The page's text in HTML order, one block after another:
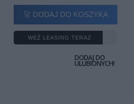
DODAJ DO KOSZYKA
WEŹ LEASING TERAZ
DODAJ DO
ULUBIONYCH!